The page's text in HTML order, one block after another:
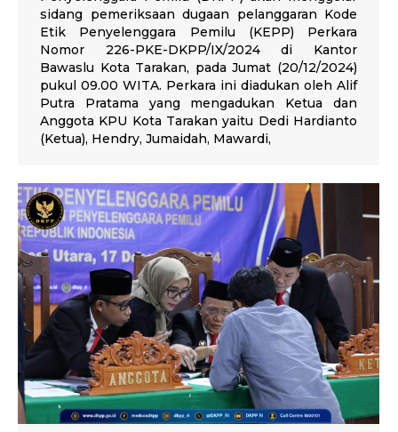
sidang pemeriksaan dugaan pelanggaran Kode
Etik Penyelenggara Pemilu (KEPP) Perkara
Nomor 226-PKE-DKPP/IX/2024 di Kantor
Bawaslu Kota Tarakan, pada Jumat (20/12/2024)
pukul 09.00 WITA. Perkara ini diadukan oleh Alif
Putra Pratama yang mengadukan Ketua dan
Anggota KPU Kota Tarakan yaitu Dedi Hardianto
(Ketua), Hendry, Jumaidah, Mawardi,